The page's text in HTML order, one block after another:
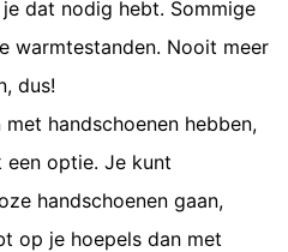
dat nodig hebt. Sommige
warmtestanden. Nooit meer
dus!
handschoenen hebben,
optie. Je kunt
handschoenen gaan,
op je hoepels dan met